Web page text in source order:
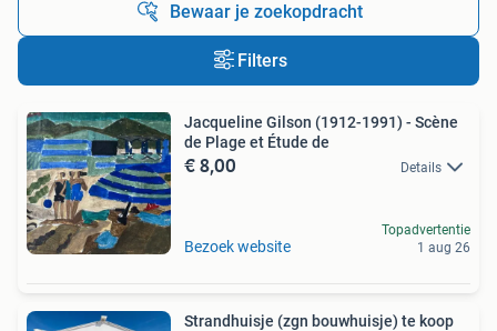
Bewaar je zoekopdracht
Filters
Jacqueline Gilson (1912-1991) - Scène
de Plage et Étude de
€ 8,00 Details
Bezoek website
Topadvertentie
1 aug 26
Strandhuisje (zgn bouwhuisje) te koop